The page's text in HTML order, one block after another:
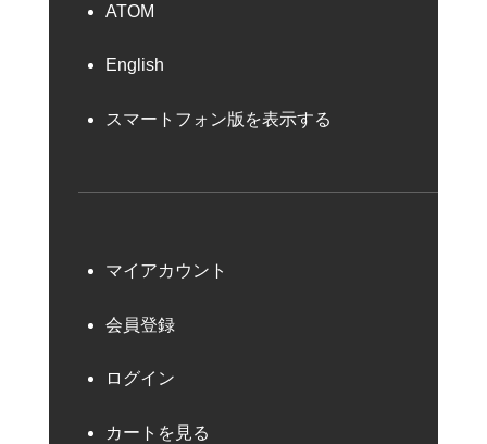
ATOM
English
スマートフォン版を表示する
マイアカウント
会員登録
ログイン
カートを見る